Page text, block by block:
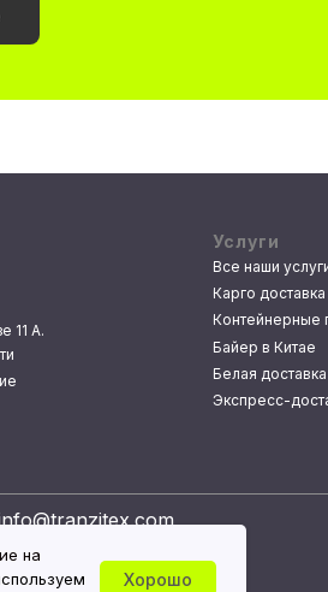
11 А.
Услуги
Все наши
Карго доставка
Контейнерные
Байер в Китае
Белая доставка
Экспресс-
на
Хорошо